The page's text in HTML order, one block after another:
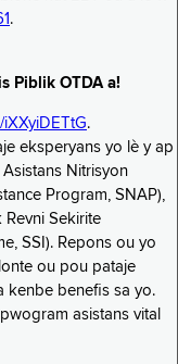
.
Piblik OTDA a!
.
eksperyans yo lè y ap
Nitrisyon
Program, SNAP),
Revni Sekirite
SSI). Repons ou yo
ou pou pataje
kenbe benefis sa yo.
asistans vital